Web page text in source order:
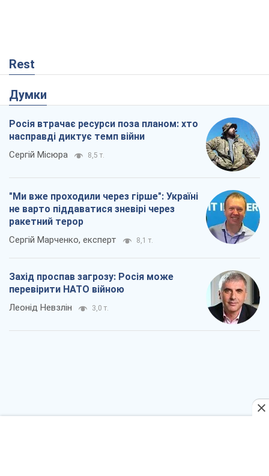
Rest
Думки
Росія втрачає ресурси поза планом: хто
насправді диктує темп війни
Сергій Місюра 8,5 т.
"Ми вже проходили через гірше": Україні
не варто піддаватися зневірі через
ракетний терор
Сергій Марченко, експерт 8,1 т.
Захід проспав загрозу: Росія може
перевірити НАТО війною
Леонід Невзлін 3,0 т.